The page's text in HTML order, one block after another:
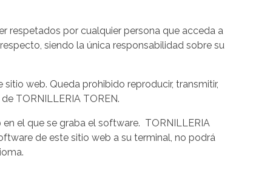
respetados por cualquier persona que acceda a
siendo la única responsabilidad sobre su
web. Queda prohibido reproducir, transmitir,
TORNILLERIA TOREN.
el que se graba el software. TORNILLERIA
de este sitio web a su terminal, no podrá